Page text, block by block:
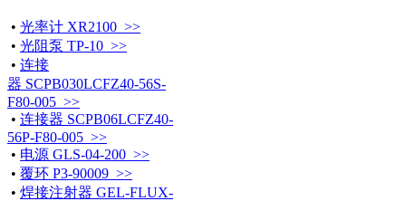
• 光率计 XR2100 >>
• 光阻泵 TP-10 >>
• 连接
器 SCPB030LCFZ40-56S-
F80-005 >>
• 连接器 SCPB06LCFZ40-
56P-F80-005 >>
• 电源 GLS-04-200 >>
• 覆环 P3-90009 >>
• 焊接注射器 GEL-FLUX-